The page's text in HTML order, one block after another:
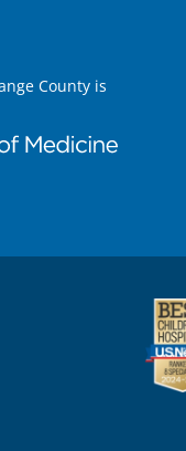
County is